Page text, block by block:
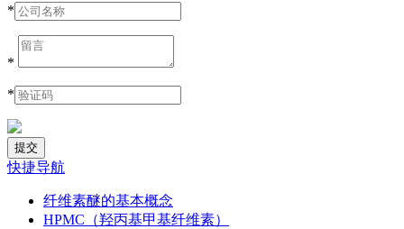
*
*
*
快捷导航
纤维素醚的基本概念
HPMC（羟丙基甲基纤维素）